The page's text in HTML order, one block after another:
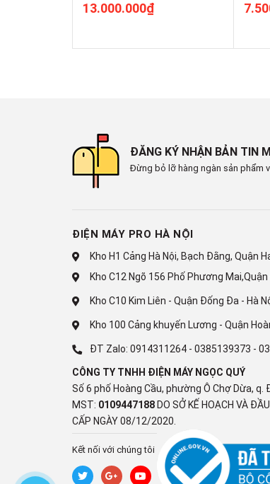
Độ bền cao với lá tản
Máy lạnh được phủ 2 lớp chống ăn mòn ở
13.000.000₫
ĐĂNG KÝ NHẬN BẢN TIN
Đừng bỏ lỡ hàng ngàn sản phẩm
ĐIỆN MÁY PRO HÀ NỘI
Kho H1 Cảng Hà Nội, Bạch Đằng, Quận
Kho C12 Ngõ 156 Phố Phương
Kho C10 Kim Liên - Quận Đống Đa - Hà
Kho 100 Cảng khuyến Lương - Quận
ĐT Zalo: 0914311264 - 0385139373 -
CÔNG TY TNHH ĐIỆN MÁY NGỌC QUÝ
Số 6 phố Hoàng Cầu, phường Ô Chợ Dừa, q.
MST: 0109447188DO SỞ KẾ HOẠCH VÀ
CẤP NGÀY 08/12/2020.
Kết nối với chúng tôi